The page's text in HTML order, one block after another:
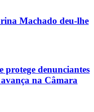
Machado deu-lhe
protege denunciantes
na Câmara